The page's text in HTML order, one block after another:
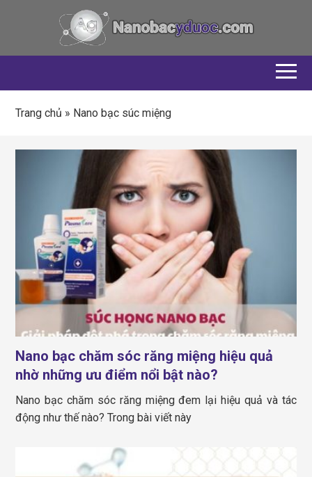
Trang chủ » Nano bạc súc miệng
Nano bạc chăm sóc răng miệng hiệu quả
nhờ những ưu điểm nổi bật nào?
Nano bạc chăm sóc răng miệng đem lại hiệu quả và tác
động như thế nào? Trong bài viết này